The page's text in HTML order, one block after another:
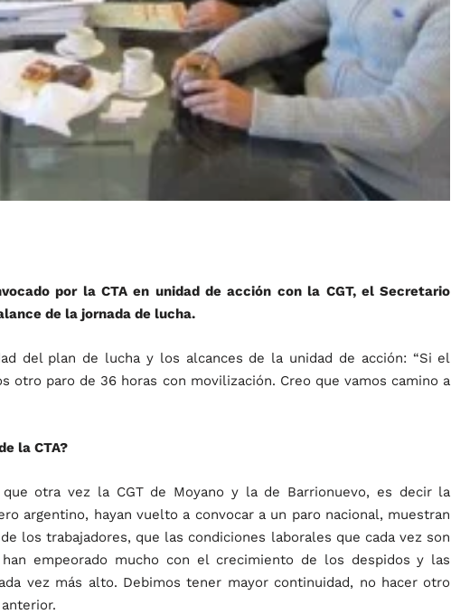
por la CTA en unidad de acción con la CGT, el Secretario
de la jornada de lucha.
del plan de lucha y los alcances de la unidad de acción: “Si el
otro paro de 36 horas con movilización. Creo que vamos camino a
la CTA?
otra vez la CGT de Moyano y la de Barrionuevo, es decir la
argentino, hayan vuelto a convocar a un paro nacional, muestran
los trabajadores, que las condiciones laborales que cada vez son
empeorado mucho con el crecimiento de los despidos y las
vez más alto. Debimos tener mayor continuidad, no hacer otro